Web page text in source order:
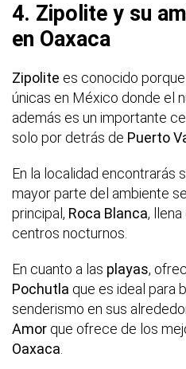
4. Zipolite y su
en Oaxaca
Zipolite es conocido
únicas en México donde el
además es un importante
solo por detrás de Puerto
En la localidad encontrarás
mayor parte del ambiente
principal, Roca Blanca,
centros nocturnos.
En cuanto a las playas,
Pochutla que es ideal para
senderismo en sus
Amor que ofrece de los
Oaxaca.